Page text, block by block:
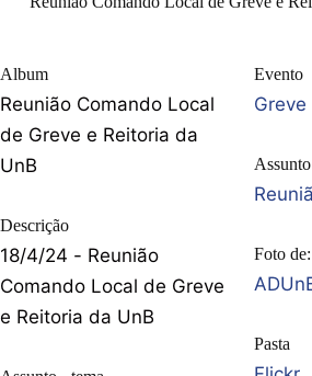
Album
Reunião Comando Local
de Greve e Reitoria da
UnB
Descrição
18/4/24 - Reunião
Comando Local de Greve
e Reitoria da UnB
Evento
Greve
Assunto
Foto de:
Pasta